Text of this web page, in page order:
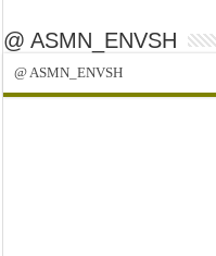
@ ASMN_ENVSH
@ ASMN_ENVSH